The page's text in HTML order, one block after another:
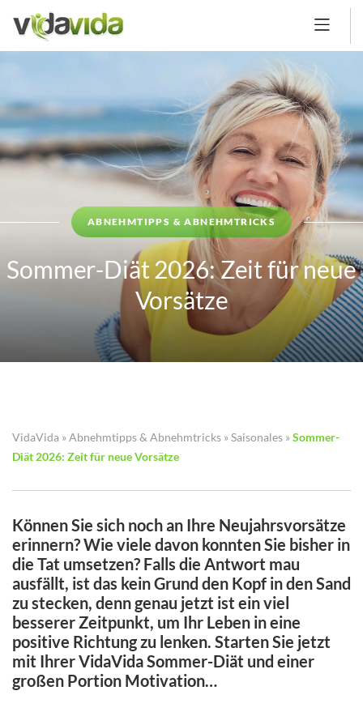
ABNEHMTIPPS & ABNEHMTRICKS
Sommer-Diät 2026: Zeit für neue
Vorsätze
VidaVida »Abnehmtipps & Abnehmtricks »Saisonales »Sommer-
Diät 2026: Zeit für neue Vorsätze
Können Sie sich noch an Ihre Neujahrsvorsätze
erinnern? Wie viele davon konnten Sie bisher in
die Tat umsetzen? Falls die Antwort mau
ausfällt, ist das kein Grund den Kopf in den Sand
zu stecken, denn genau jetzt ist ein viel
besserer Zeitpunkt, um Ihr Leben in eine
positive Richtung zu lenken. Starten Sie jetzt
mit Ihrer VidaVida Sommer-Diät und einer
großen Portion Motivation…